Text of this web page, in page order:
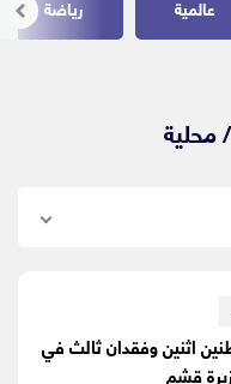
عالمية رياضة
محلية
اثنين وفقدان ثالث في
قشم